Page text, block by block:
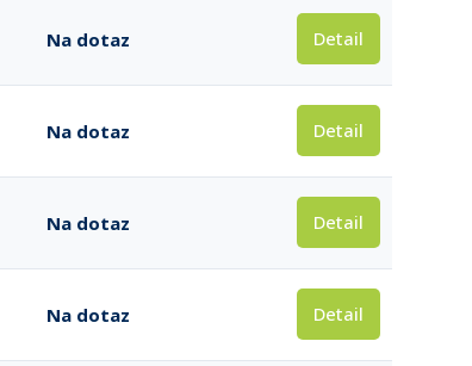
Na dotaz Detail
Na dotaz Detail
Na dotaz Detail
Na dotaz Detail